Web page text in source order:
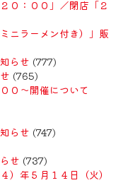
０：００」／閉店「２
ニラーメン付き）」販
らせ (777)
(765)
０～開催について
らせ (747)
せ (737)
）年５月１４日（火）